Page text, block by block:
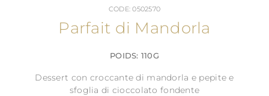
CODE: 0502570
Parfait di Mandorla
POIDS: 110G
Dessert con croccante di mandorla e pepite e
sfoglia di cioccolato fondente